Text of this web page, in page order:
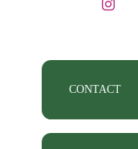
CONTACT